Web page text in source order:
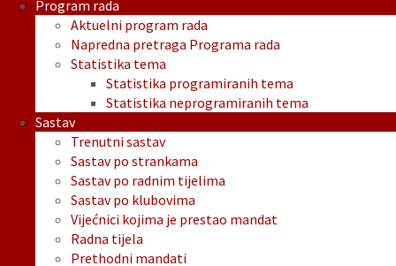
Program rada
Aktuelni program rada
Napredna pretraga Programa rada
Statistika tema
Statistika programiranih tema
Statistika neprogramiranih tema
Sastav
Trenutni sastav
Sastav po strankama
Sastav po radnim tijelima
Sastav po klubovima
Vijećnici kojima je prestao mandat
Radna tijela
Prethodni mandati